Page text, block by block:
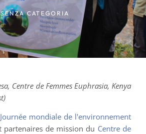
SENZA CATEGORIA
Centre de Femmes Euphrasia, Kenya
Journée mondiale de l'environnement
de mission du Centre de